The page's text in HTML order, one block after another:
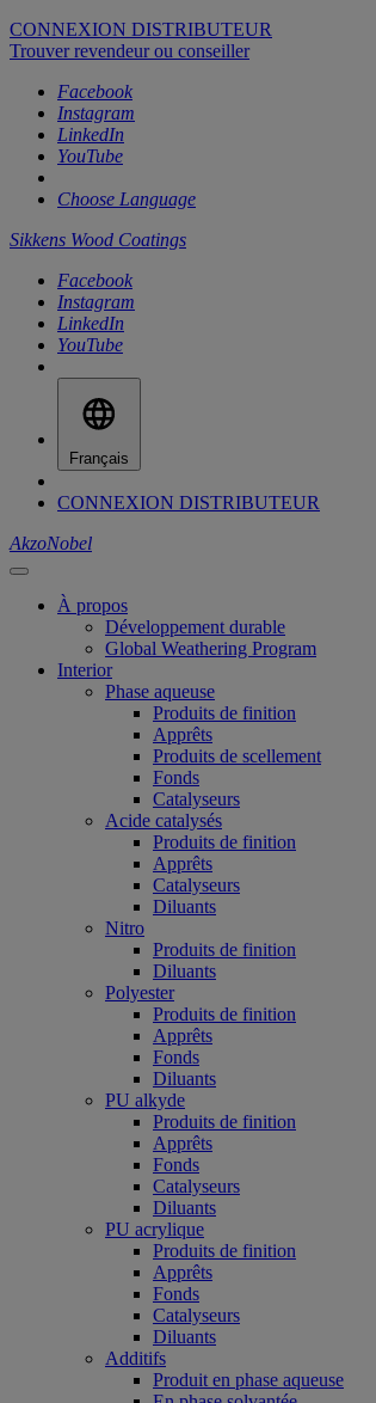
CONNEXION DISTRIBUTEUR
Trouver revendeur ou conseiller
Facebook
Instagram
LinkedIn
YouTube
Choose Language
Sikkens Wood Coatings
Facebook
Instagram
LinkedIn
YouTube
Français
CONNEXION DISTRIBUTEUR
AkzoNobel
À propos
Développement durable
Global Weathering Program
Interior
Phase aqueuse
Produits de finition
Apprêts
Produits de scellement
Fonds
Catalyseurs
Acide catalysés
Produits de finition
Apprêts
Catalyseurs
Diluants
Nitro
Produits de finition
Diluants
Polyester
Produits de finition
Apprêts
Fonds
Diluants
PU alkyde
Produits de finition
Apprêts
Fonds
Catalyseurs
Diluants
PU acrylique
Produits de finition
Apprêts
Fonds
Catalyseurs
Diluants
Additifs
Produit en phase aqueuse